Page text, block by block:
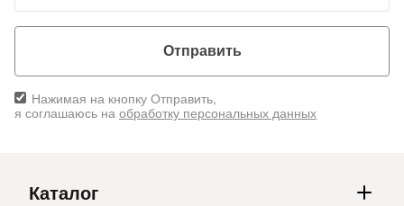
Отправить
Нажимая на кнопку Отправить,
я соглашаюсь на обработку персональных данных
Каталог